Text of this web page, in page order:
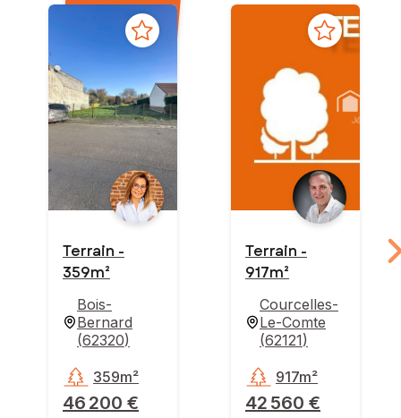
Terrain -
359m²
Bois-
Bernard
(62320)
46 200 €
359m²
Terrain -
917m²
Courcelles-
Le-Comte
(62121)
42 560 €
917m²